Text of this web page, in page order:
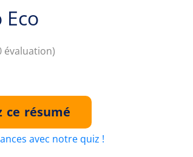
évaluation)
ce résumé
avec notre quiz !